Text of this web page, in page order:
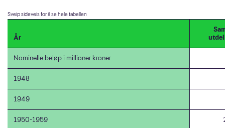
År
Nominelle beløp i millioner kroner
1948
1949
1950-1959